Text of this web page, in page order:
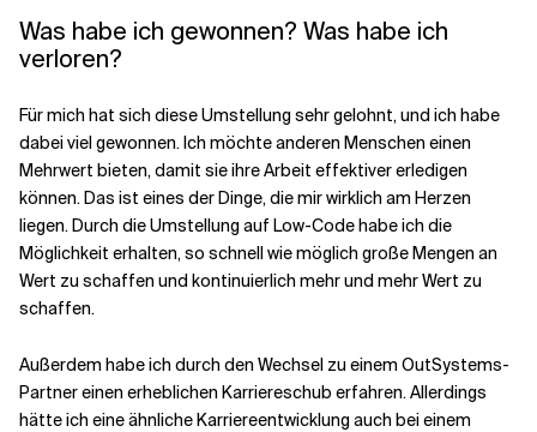
Was habe ich gewonnen? Was habe ich
verloren?
Für mich hat sich diese Umstellung sehr gelohnt, und ich habe
dabei viel gewonnen. Ich möchte anderen Menschen einen
Mehrwert bieten, damit sie ihre Arbeit effektiver erledigen
können. Das ist eines der Dinge, die mir wirklich am Herzen
liegen. Durch die Umstellung auf Low-Code habe ich die
Möglichkeit erhalten, so schnell wie möglich große Mengen an
Wert zu schaffen und kontinuierlich mehr und mehr Wert zu
schaffen.
Außerdem habe ich durch den Wechsel zu einem OutSystems-
Partner einen erheblichen Karriereschub erfahren. Allerdings
hätte ich eine ähnliche Karriereentwicklung auch bei einem